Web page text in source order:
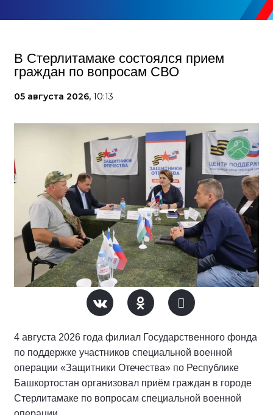
В Стерлитамаке состоялся прием
граждан по вопросам СВО
05 августа 2026, 10:13
4 августа 2026 года филиал Государственного фонда
по поддержке участников специальной военной
операции «Защитники Отечества» по Республике
Башкортостан организовал приём граждан в городе
Стерлитамаке по вопросам специальной военной